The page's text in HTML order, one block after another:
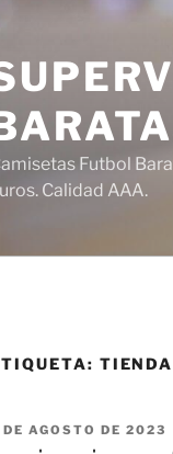
Futbol
Calidad AAA.
DE AGOSTO DE 2023